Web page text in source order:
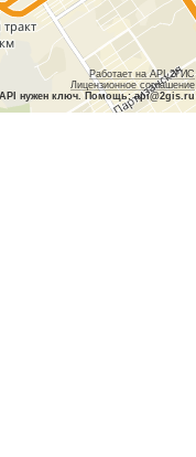
Работает на API 2ГИС
Лицензионное соглашение
нужен ключ. Помощь: api@2gis.ru